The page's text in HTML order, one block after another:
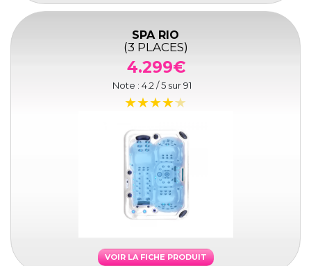
SPA RIO
(3 PLACES)
4.299€
Note : 4.2 / 5 sur91
VOIR LA FICHE PRODUIT